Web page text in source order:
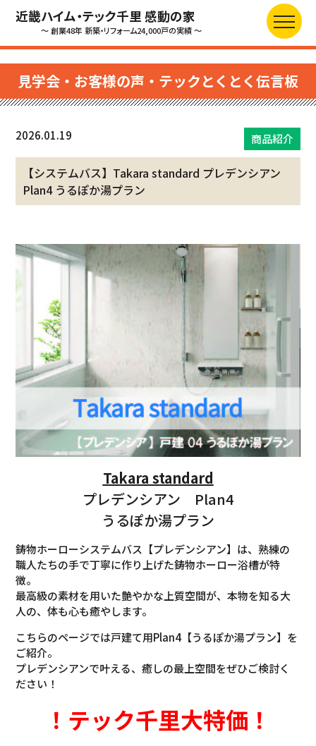
近畿ハイム・テック千里 感動の家
～ 創業48年 新築・リフォーム24,000戸の実績 ～
見学会・お客様の声・テックとくとく伝言板
2026.01.19 商品紹介
【システムバス】Takara standard プレデンシアン
Plan4 うるぽか湯プラン
Takara standard
プレデンシアン Plan4
うるぽか湯プラン
鋳物ホーローシステムバス【プレデンシアン】は、熟練の
職人たちの手で丁寧に作り上げた鋳物ホーロー浴槽が特
徴。
最高級の素材を用いた艶やかな上質空間が、本物を知る大
人の、体も心も癒やします。
こちらのページでは戸建て用Plan4【うるぽか湯プラン】を
ご紹介。
プレデンシアンで叶える、癒しの最上空間をぜひご検討く
ださい！
！ テック千里大特価 ！